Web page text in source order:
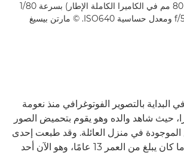
مم (المكافئ لمقاس 80 مم في الكاميرا الكاملة الإطار) بسرعة 1/80
البداية بالتصوير الفوتوغرافي منذ نعومة
حيث شاهد والده وهو يقوم بتحميض الصور
في منزل العائلة. وقد طبعت إحدى
الصحف صوره عندما كان يبلغ من العمر 13 عامًا، وهو الآن أحد